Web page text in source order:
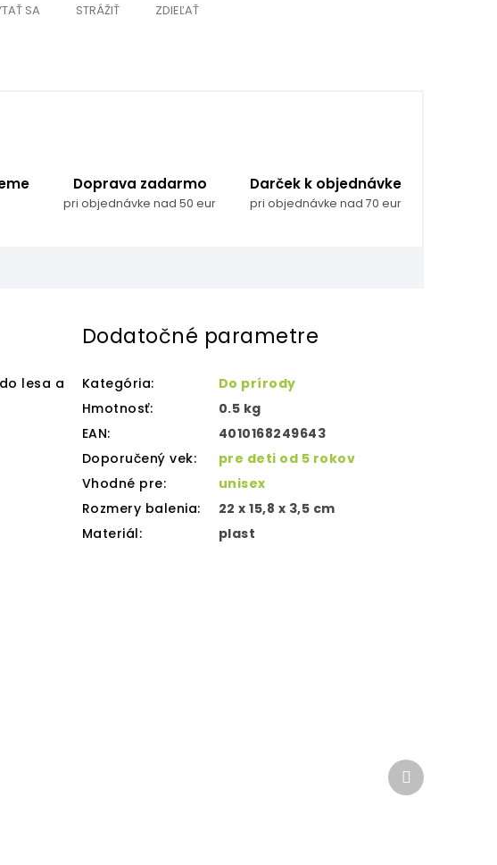
SA STRÁŽIŤ ZDIEĽAŤ
Doprava zadarmo
pri objednávke nad 50 eur
Darček k objednávke
pri objednávke nad 70 eur
lesa a
Dodatočné parametre
Kategória:
Do prírody
Hmotnosť:
0.5 kg
EAN:
4010168249643
Doporučený vek:
pre deti od 5 rokov
Vhodné pre:
unisex
Rozmery balenia:
22 x 15,8 x 3,5 cm
Materiál: plast
Ďalší
produkt